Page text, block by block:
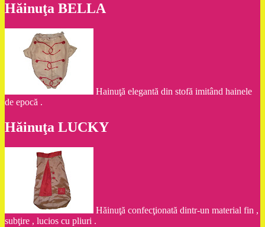
Hăinuţa BELLA
Hainuţă elegantă din stofă imitând hainele
de epocă .
Hăinuţa LUCKY
Hăinuţă confecţionată dintr-un material fin ,
subţire , lucios cu pliuri .